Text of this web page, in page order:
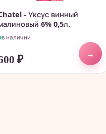
- Уксус винный
6% 0,5л.
в наличии
₽
→